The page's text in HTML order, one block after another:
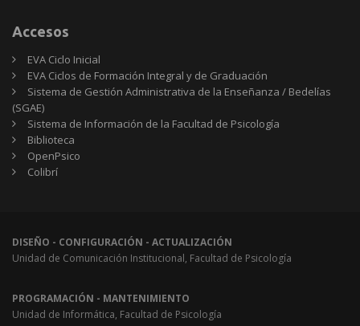
Accesos
EVA Ciclo Inicial
EVA Ciclos de Formación Integral y de Graduación
Sistema de Gestión Administrativa de la Enseñanza / Bedelías
(SGAE)
Sistema de Información de la Facultad de Psicología
Biblioteca
OpenPsico
Colibrí
DISEÑO - CONFIGURACIÓN - ACTUALIZACIÓN
Unidad de Comunicación Institucional, Facultad de Psicología
PROGRAMACIÓN - MANTENIMIENTO
Unidad de Informática, Facultad de Psicología